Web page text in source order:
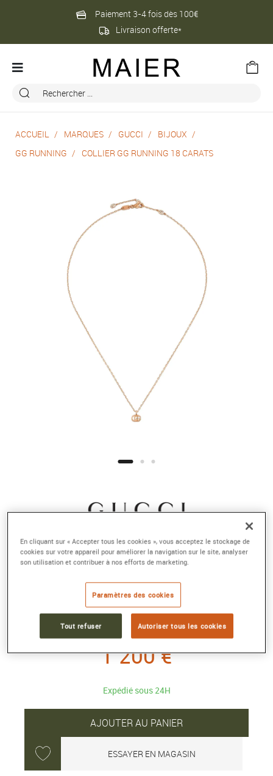
Paiement 3-4 fois dès 100€
Livraison offerte*
ACCUEIL MARQUES GUCCI
BIJOUX
GG RUNNING
COLLIER GG RUNNING 18 CARATS
COLLIER GG RUNNING 18 CARATS
Or rose
Collection :GG RUNNING
1 200 €
Expédié sous 24H
AJOUTER AU PANIER
ESSAYER EN MAGASIN
En cliquant sur « Accepter tous les cookies », vous acceptez le stockage de
cookies sur votre appareil pour améliorer la navigation sur le site, analyser
son utilisation et contribuer à nos efforts de marketing.
Paramètres des cookies
Tout refuser Autoriser tous les cookies